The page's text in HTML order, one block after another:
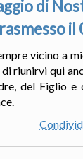
di
vicino a
riunirvi qui
del Figlio e